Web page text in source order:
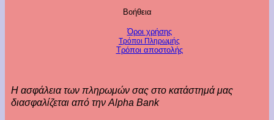
Βοήθεια
Όροι χρήσης
Τρόποι Πληρωμής
Τρόποι αποστολής
Η ασφάλεια των πληρωμών σας στο κατάστημά μας
διασφαλίζεται από την Alpha Bank